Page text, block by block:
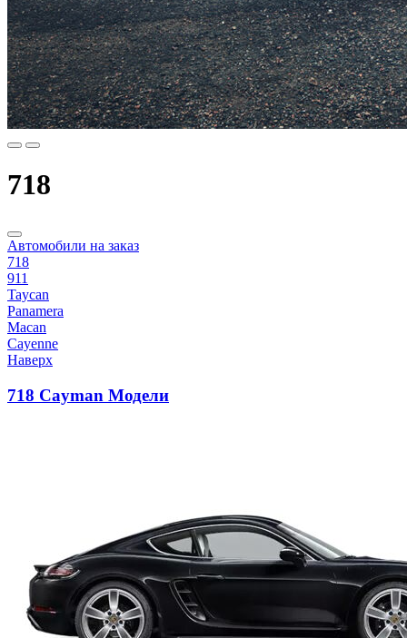
718
Автомобили на заказ
718
911
Taycan
Panamera
Macan
Cayenne
Наверх
718 Cayman Модели